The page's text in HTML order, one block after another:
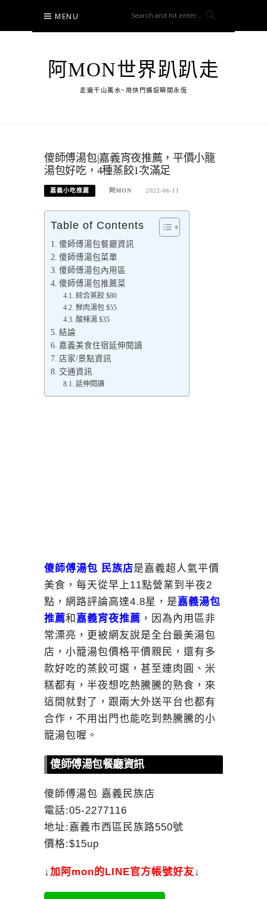
content
MENU
阿MON世界趴趴走
走遍千山萬水~用快門捕捉瞬間永恆
傻師傅湯包|嘉義宵夜推薦，平價小籠
湯包好吃，4種蒸餃1次滿足
嘉義小吃推薦 阿MON 2022-06-11
Table of Contents
傻師傅湯包餐廳資訊
傻師傅湯包菜單
傻師傅湯包內用區
傻師傅湯包推薦菜
綜合蒸餃 $80
鮮肉湯包 $55
酸辣湯 $35
結論
嘉義美食住宿延伸閱讀
店家/景點資訊
交通資訊
延伸閱讀
傻師傅湯包 民族店是嘉義超人氣平價
美食，每天從早上11點營業到半夜2
點，網路評論高達4.8星，是嘉義湯包
推薦和 嘉義宵夜推薦 ，因為內用區非
常漂亮，更被網友說是全台最美湯包
店，小籠湯包價格平價親民，還有多
款好吃的蒸餃可選，甚至連肉圓、米
糕都有，半夜想吃熱騰騰的熟食，來
這間就對了，跟兩大外送平台也都有
合作，不用出門也能吃到熱騰騰的小
籠湯包喔。
傻師傅湯包餐廳資訊
傻師傅湯包 嘉義民族店
電話:05-2277116
地址:嘉義市西區民族路550號
價格:$15up
↓加 阿mon的LINE官方帳號好友↓